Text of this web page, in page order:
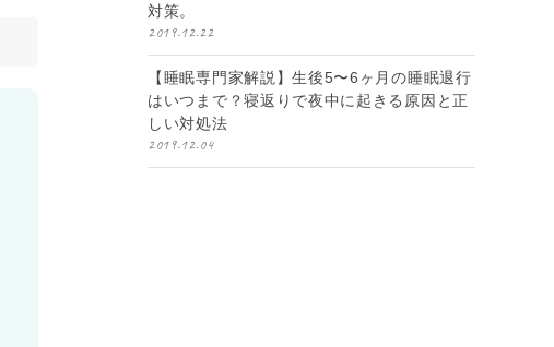
対策。
2019.12.22
【睡眠専門家解説】生後5〜6ヶ月の睡眠退行
はいつまで？寝返りで夜中に起きる原因と正
しい対処法
2019.12.04